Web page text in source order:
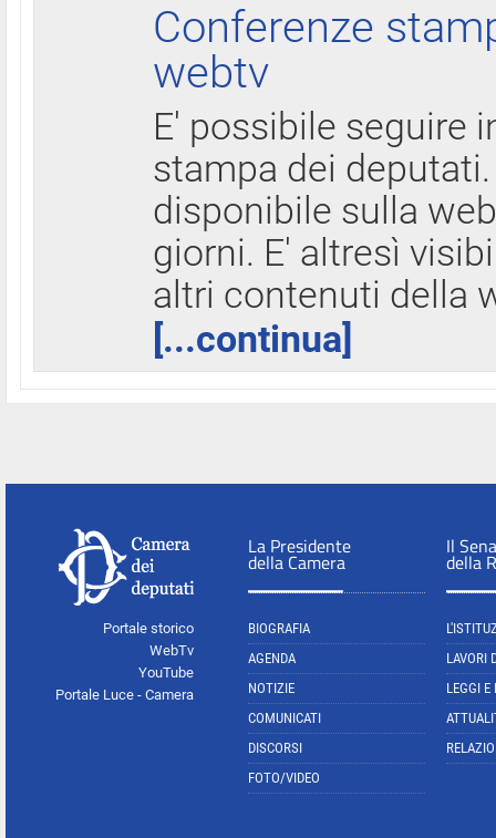
Conferenze
webtv
E' possibile seguire
stampa dei
disponibile sulla
giorni. E' altresì
altri contenuti della
[...continua]
Portale storico
WebTv
YouTube
Portale Luce - Camera
La Presidente
della Camera
BIOGRAFIA
AGENDA
NOTIZIE
COMUNICATI
DISCORSI
FOTO/VIDEO
Il
della
LAVORI
LEGGI E